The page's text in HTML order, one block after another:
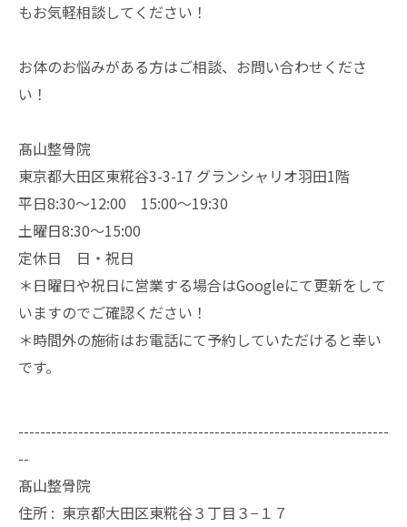
もお気軽相談してください！
お体のお悩みがある方はご相談、お問い合わせくださ
い！
髙山整骨院
東京都大田区東糀谷3-3-17 グランシャリオ羽田1階
平日8:30～12:00 15:00～19:30
土曜日8:30～15:00
定休日 日・祝日
＊日曜日や祝日に営業する場合はGoogleにて更新をして
いますのでご確認ください！
＊時間外の施術はお電話にて予約していただけると幸い
です。
--------------------------------------------------------------------
--
髙山整骨院
住所 : 東京都大田区東糀谷３丁目３−１７